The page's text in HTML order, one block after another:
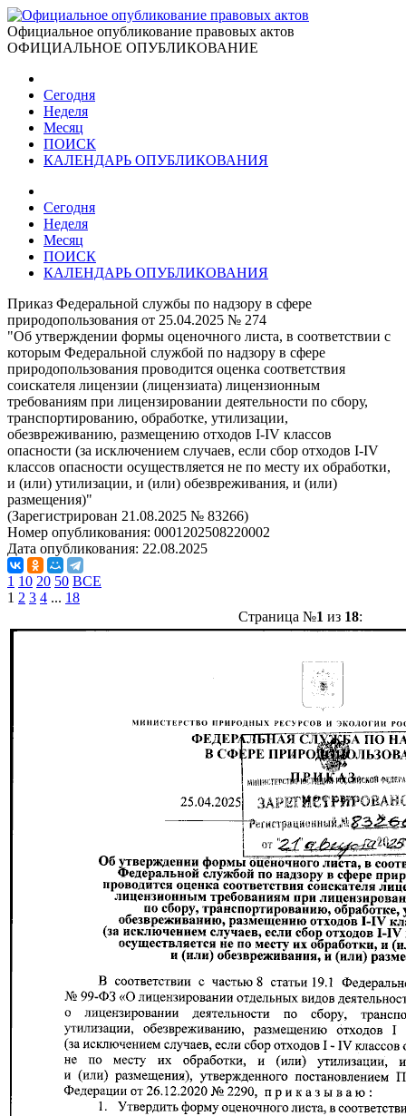
Официальное опубликование правовых актов
ОФИЦИАЛЬНОЕ ОПУБЛИКОВАНИЕ
Сегодня
Неделя
Месяц
ПОИСК
КАЛЕНДАРЬ ОПУБЛИКОВАНИЯ
Сегодня
Неделя
Месяц
ПОИСК
КАЛЕНДАРЬ ОПУБЛИКОВАНИЯ
Приказ Федеральной службы по надзору в сфере
природопользования от 25.04.2025 № 274
"Об утверждении формы оценочного листа, в соответствии с
которым Федеральной службой по надзору в сфере
природопользования проводится оценка соответствия
соискателя лицензии (лицензиата) лицензионным
требованиям при лицензировании деятельности по сбору,
транспортированию, обработке, утилизации,
обезвреживанию, размещению отходов I-IV классов
опасности (за исключением случаев, если сбор отходов I-IV
классов опасности осуществляется не по месту их обработки,
и (или) утилизации, и (или) обезвреживания, и (или)
размещения)"
(Зарегистрирован 21.08.2025 № 83266)
Номер опубликования: 0001202508220002
Дата опубликования: 22.08.2025
1 10 20 50 ВСЕ
1 2 3 4 ... 18
Страница №1 из 18: